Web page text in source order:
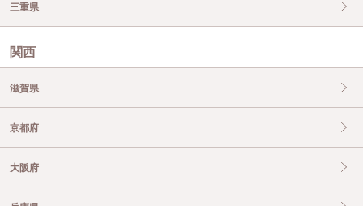
三重県
関西
滋賀県
京都府
大阪府